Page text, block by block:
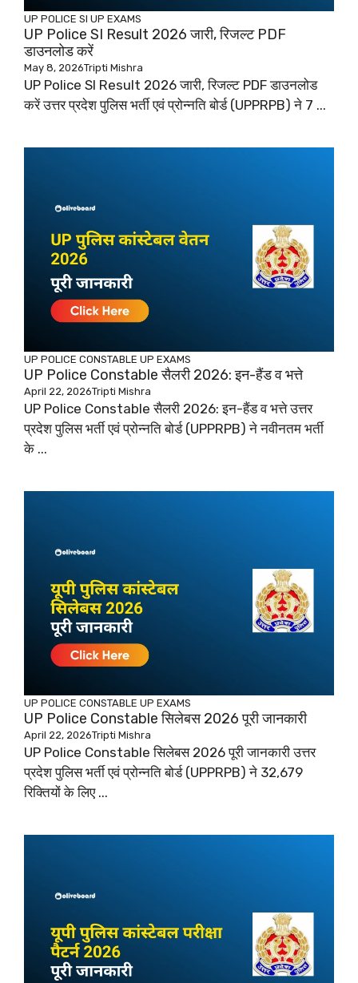
UP POLICE SI UP EXAMS
UP Police SI Result 2026 जारी, रिजल्ट PDF
डाउनलोड करें
May 8, 2026Tripti Mishra
UP Police SI Result 2026 जारी, रिजल्ट PDF डाउनलोड
करें उत्तर प्रदेश पुलिस भर्ती एवं प्रोन्नति बोर्ड (UPPRPB) ने 7 ...
UP POLICE CONSTABLE UP EXAMS
UP Police Constable सैलरी 2026: इन-हैंड व भत्ते
April 22, 2026Tripti Mishra
UP Police Constable सैलरी 2026: इन-हैंड व भत्ते उत्तर
प्रदेश पुलिस भर्ती एवं प्रोन्नति बोर्ड (UPPRPB) ने नवीनतम भर्ती
के ...
UP POLICE CONSTABLE UP EXAMS
UP Police Constable सिलेबस 2026 पूरी जानकारी
April 22, 2026Tripti Mishra
UP Police Constable सिलेबस 2026 पूरी जानकारी उत्तर
प्रदेश पुलिस भर्ती एवं प्रोन्नति बोर्ड (UPPRPB) ने 32,679
रिक्तियों के लिए ...